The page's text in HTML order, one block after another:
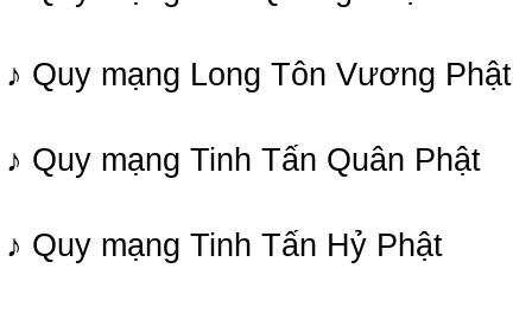
♪ Quy mạng Long Tôn Vương Phật
♪ Quy mạng Tinh Tấn Quân Phật
♪ Quy mạng Tinh Tấn Hỷ Phật